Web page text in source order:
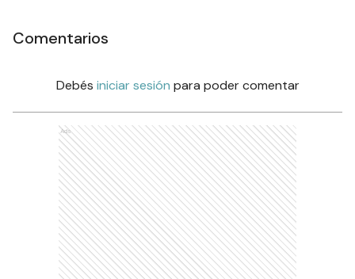
Comentarios
Debés iniciar sesión para poder comentar
Ads